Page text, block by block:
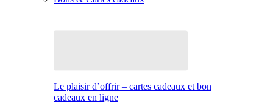
Le plaisir d’offrir – cartes cadeaux et bon
cadeaux en ligne